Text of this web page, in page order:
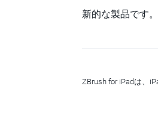
新的な製品です。
ZBrush for iPadは、